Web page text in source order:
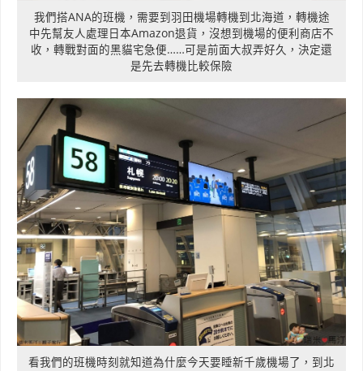
我們搭ANA的班機，需要到羽田機場轉機到北海道，轉機途
中先幫友人處理日本Amazon退貨，沒想到機場的便利商店不
收，轉戰對面的黑貓宅急便……可是前面大叔弄好久，決定還
是先去轉機比較保險
看我們的班機時刻就知道為什麼今天要睡新千歲機場了，到北